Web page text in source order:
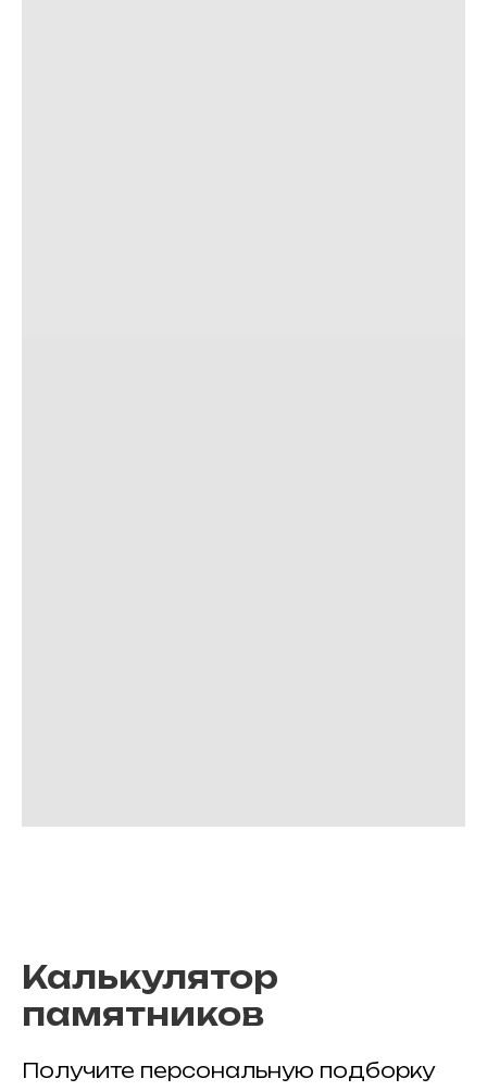
Калькулятор
памятников
Получите персональную подборку